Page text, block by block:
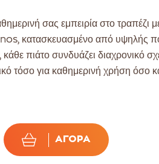
σας εμπειρία στο τραπέζι
κατασκευασμένο από υψηλής
πιάτο συνδυάζει διαχρονικό
τόσο για καθημερινή χρήση όσο
ΑΓΟΡΆ